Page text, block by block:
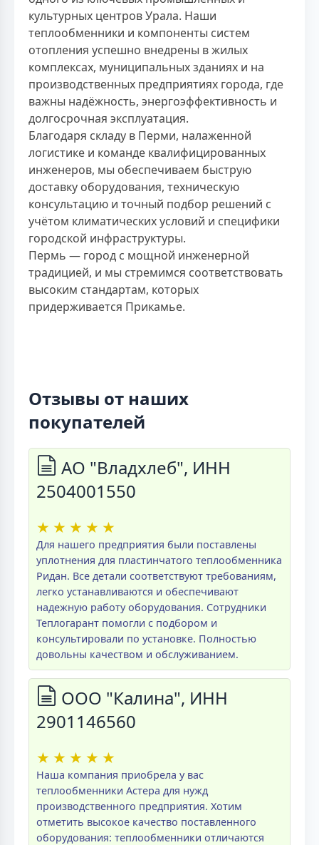
культурных центров Урала. Наши
теплообменники и компоненты систем
отопления успешно внедрены в жилых
комплексах, муниципальных зданиях и на
производственных предприятиях города, где
важны надёжность, энергоэффективность и
долгосрочная эксплуатация.
Благодаря складу в Перми, налаженной
логистике и команде квалифицированных
инженеров, мы обеспечиваем быструю
доставку оборудования, техническую
консультацию и точный подбор решений с
учётом климатических условий и специфики
городской инфраструктуры.
Пермь — город с мощной инженерной
традицией, и мы стремимся соответствовать
высоким стандартам, которых
придерживается Прикамье.
Отзывы от наших
покупателей
АО "Владхлеб", ИНН
2504001550
★ ★ ★ ★ ★
Для нашего предприятия были поставлены
уплотнения для пластинчатого теплообменника
Ридан. Все детали соответствуют требованиям,
легко устанавливаются и обеспечивают
надежную работу оборудования. Сотрудники
Теплогарант помогли с подбором и
консультировали по установке. Полностью
довольны качеством и обслуживанием.
ООО "Калина", ИНН
2901146560
★ ★ ★ ★ ★
Наша компания приобрела у вас
теплообменники Астера для нужд
производственного предприятия. Хотим
отметить высокое качество поставленного
оборудования: теплообменники отличаются